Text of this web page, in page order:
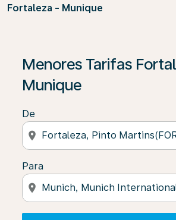
Fortaleza - Munique
Menores Tarifas
Munique
De
location_on
Para
location_on
Se não forem encontrados